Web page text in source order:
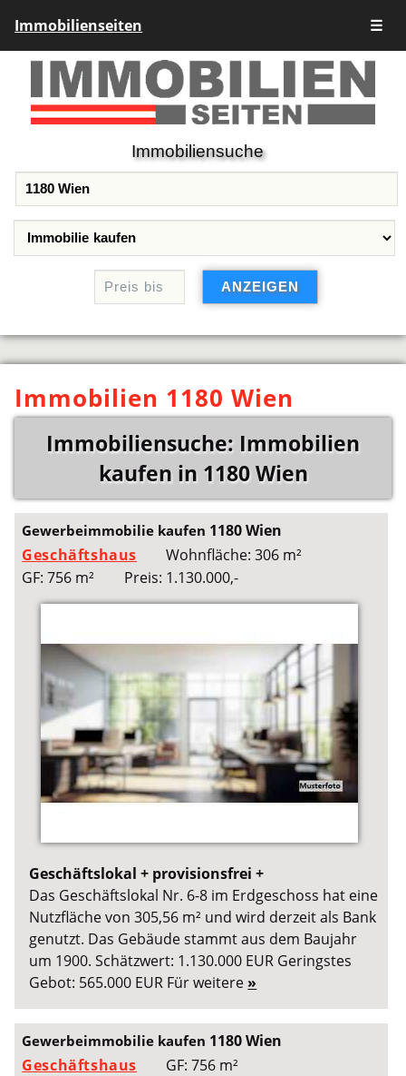
Immobilienseiten ☰
Immobiliensuche
Immobilien 1180 Wien
Immobiliensuche: Immobilien
kaufen in 1180 Wien
Gewerbeimmobilie kaufen 1180 Wien
Geschäftshaus
Wohnfläche: 306 m²
GF: 756 m²
Preis: 1.130.000,-
Geschäftslokal + provisionsfrei +
Das Geschäftslokal Nr. 6-8 im Erdgeschoss hat eine
Nutzfläche von 305,56 m² und wird derzeit als Bank
genutzt. Das Gebäude stammt aus dem Baujahr
um 1900. Schätzwert: 1.130.000 EUR Geringstes
Gebot: 565.000 EUR Für weitere »
Gewerbeimmobilie kaufen 1180 Wien
Geschäftshaus
GF: 756 m²